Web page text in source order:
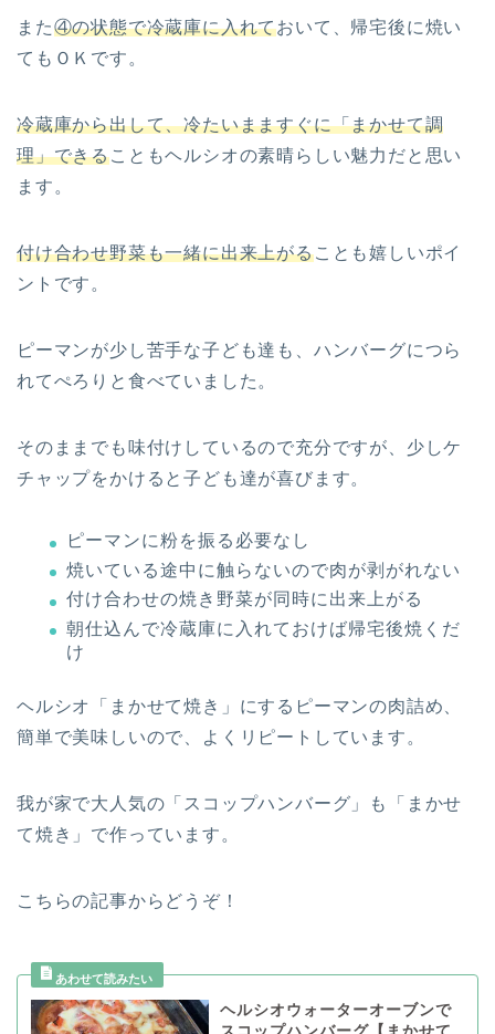
また④の状態で冷蔵庫に入れておいて、帰宅後に焼い
てもＯＫです。
冷蔵庫から出して、冷たいまますぐに「まかせて調
理」できることもヘルシオの素晴らしい魅力だと思い
ます。
付け合わせ野菜も一緒に出来上がることも嬉しいポイ
ントです。
ピーマンが少し苦手な子ども達も、ハンバーグにつら
れてぺろりと食べていました。
そのままでも味付けしているので充分ですが、少しケ
チャップをかけると子ども達が喜びます。
ピーマンに粉を振る必要なし
焼いている途中に触らないので肉が剥がれない
付け合わせの焼き野菜が同時に出来上がる
朝仕込んで冷蔵庫に入れておけば帰宅後焼くだ
け
ヘルシオ「まかせて焼き」にするピーマンの肉詰め、
簡単で美味しいので、よくリピートしています。
我が家で大人気の「スコップハンバーグ」も「まかせ
て焼き」で作っています。
こちらの記事からどうぞ！
ヘルシオウォーターオーブンで